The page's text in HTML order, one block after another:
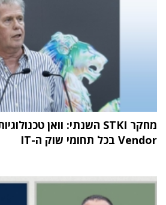
Vendor בכל תחומי שוק ה-IT